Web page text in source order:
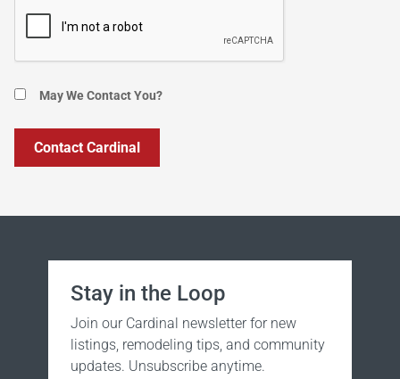
May We Contact You?
Stay in the Loop
Join our Cardinal newsletter for new
listings, remodeling tips, and community
updates. Unsubscribe anytime.